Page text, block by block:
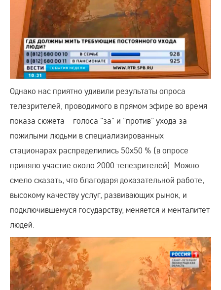
Однако нас приятно удивили результаты опроса
телезрителей, проводимого в прямом эфире во время
показа сюжета – голоса "за" и "против" ухода за
пожилыми людьми в специализированных
стационарах распределились 50х50 % (в опросе
приняло участие около 2000 телезрителей). Можно
смело сказать, что благодаря доказательной работе,
высокому качеству услуг, развивающих рынок, и
подключившемуся государству, меняется и менталитет
людей.